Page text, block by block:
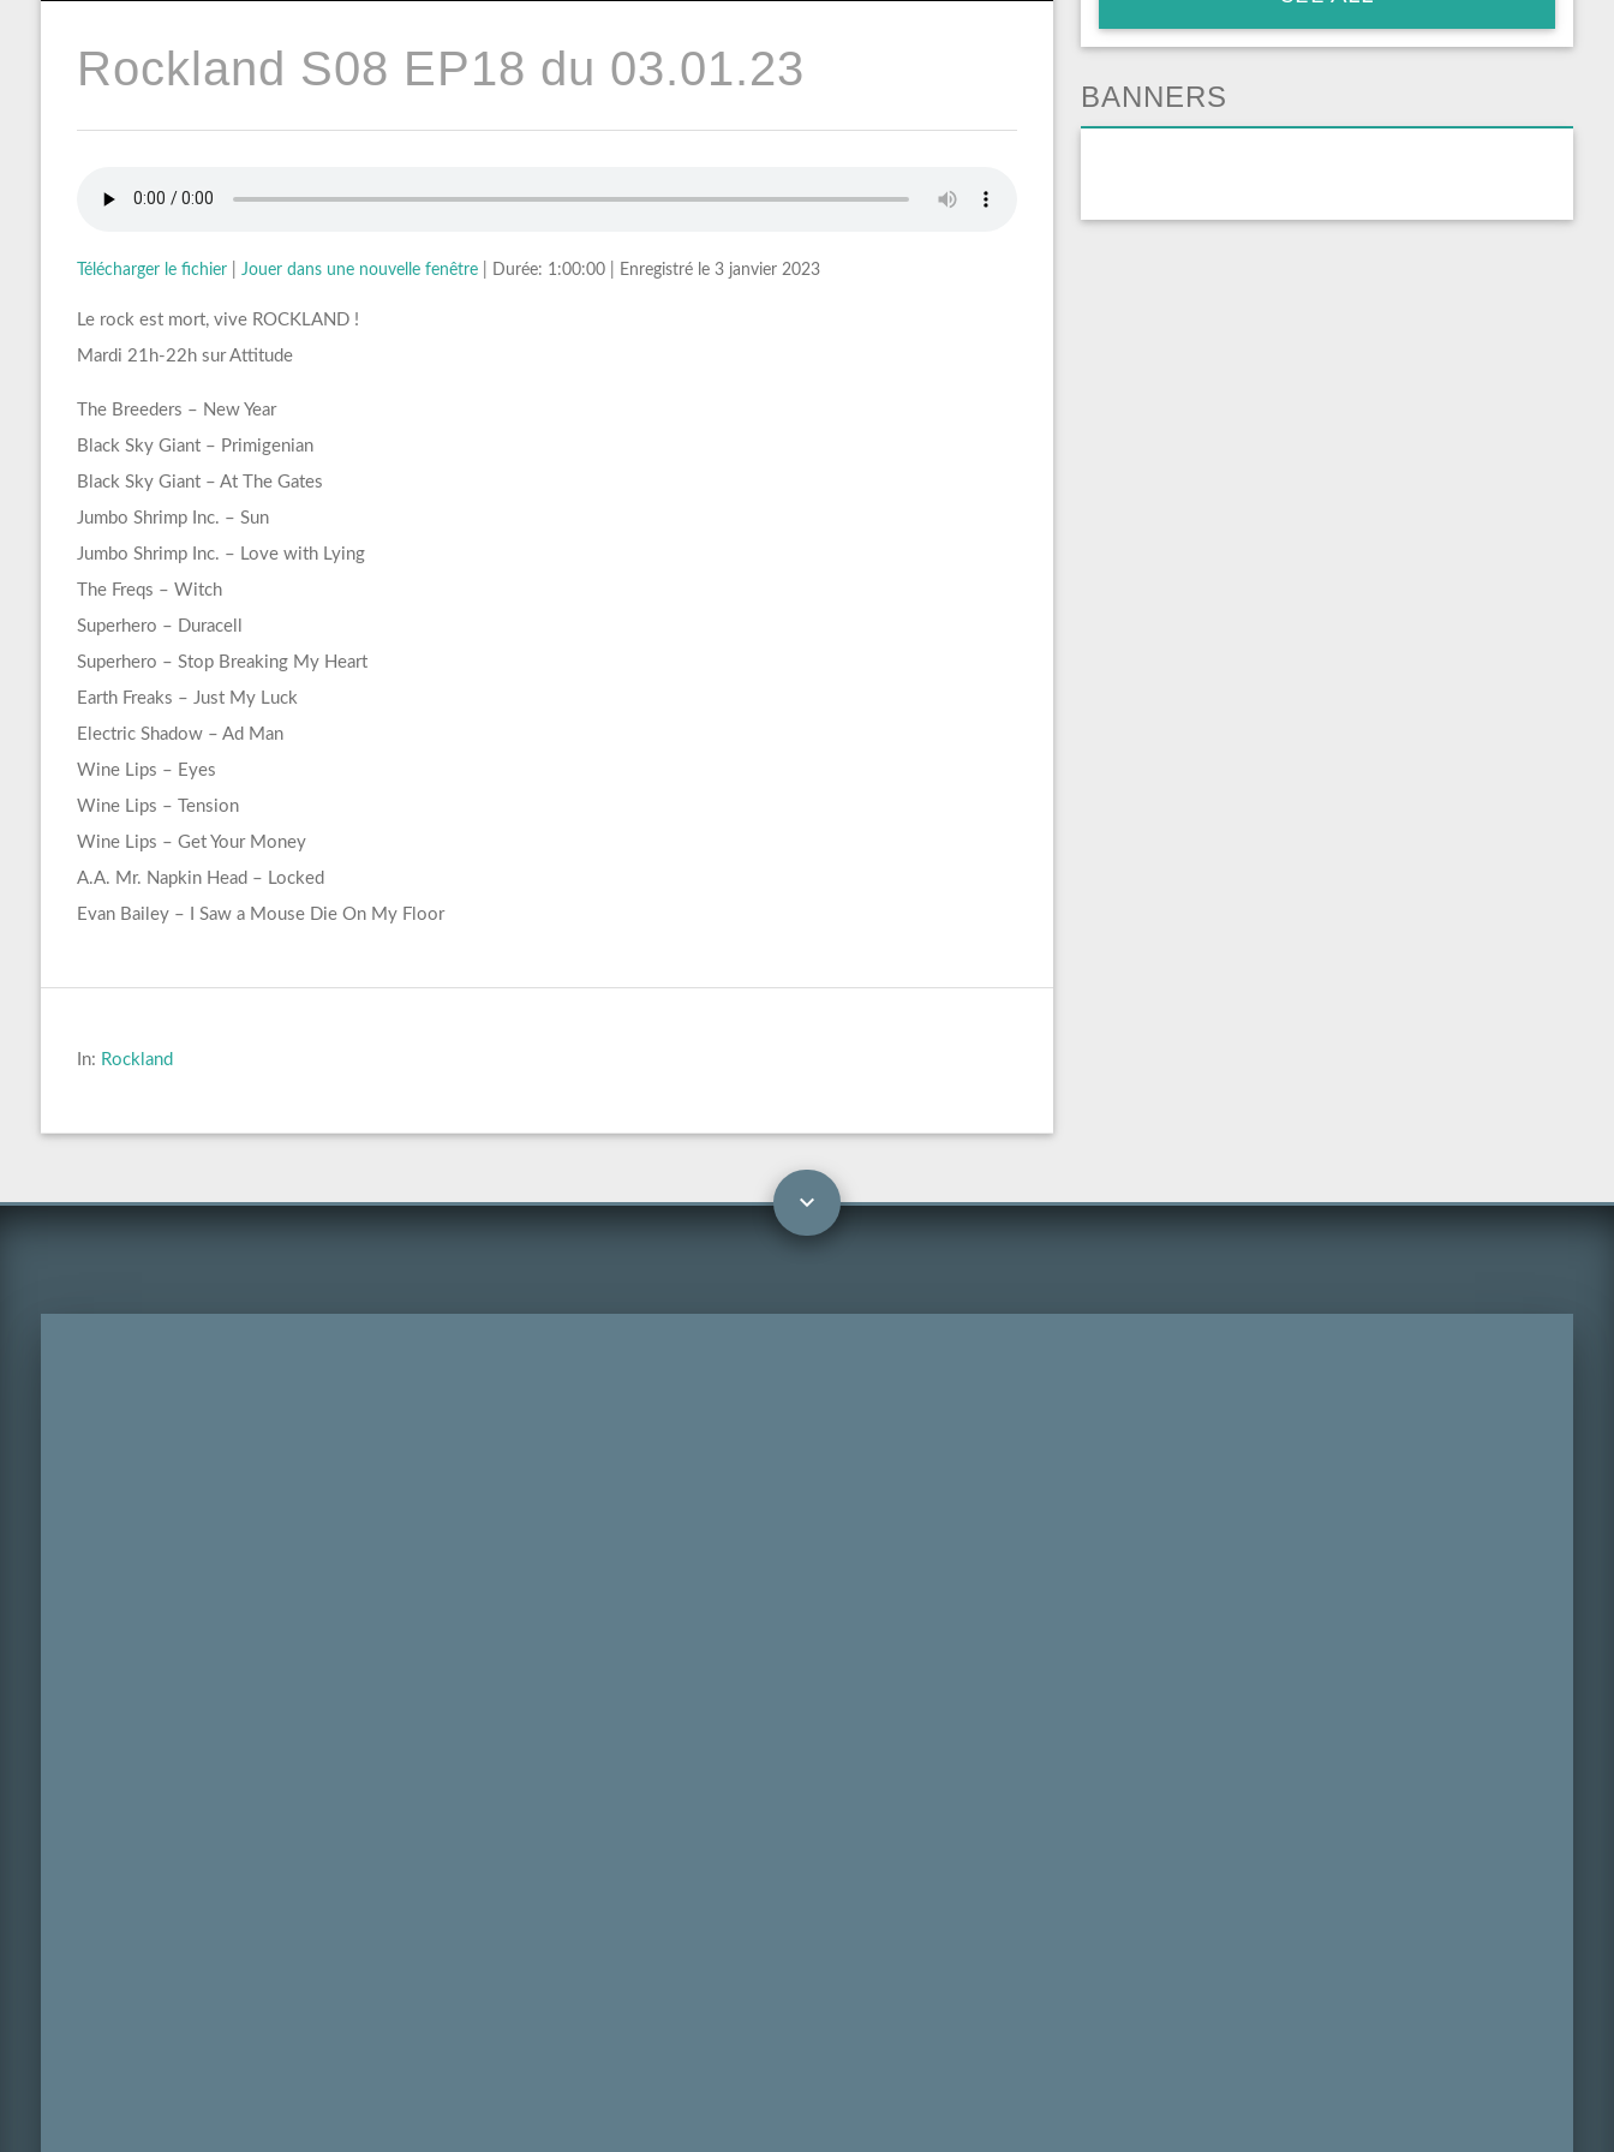
Rockland S08 EP18 du 03.01.23
Télécharger le fichier| Jouer dans une nouvelle fenêtre| Durée: 1:00:00| Enregistré le 3 janvier 2023
Le rock est mort, vive ROCKLAND !
Mardi 21h-22h sur Attitude
The Breeders – New Year
Black Sky Giant – Primigenian
Black Sky Giant – At The Gates
Jumbo Shrimp Inc. – Sun
Jumbo Shrimp Inc. – Love with Lying
The Freqs – Witch
Superhero – Duracell
Superhero – Stop Breaking My Heart
Earth Freaks – Just My Luck
Electric Shadow – Ad Man
Wine Lips – Eyes
Wine Lips – Tension
Wine Lips – Get Your Money
A.A. Mr. Napkin Head – Locked
Evan Bailey – I Saw a Mouse Die On My Floor
In: Rockland
BANNERS